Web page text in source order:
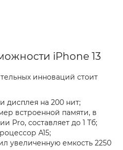
iPhone 13
инноваций стоит
дисплея на 200 нит;
встроенной памяти, в
Pro, составляет до 1 Тб;
А15;
увеличенную емкость 2250